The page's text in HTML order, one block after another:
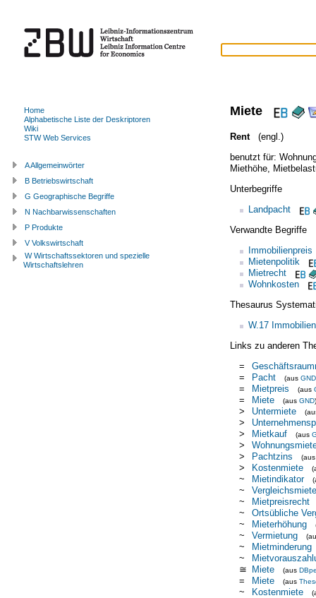
Miete
Rent
(engl.)
benutzt für:
Miethöhe,
Unterbegriffe
Landpacht
Verwandte Begriffe
Immobilienpreis
Mietenpolitik
Mietrecht
Wohnkosten
Thesaurus
W.17
Links zu anderen
=
=
Pacht (aus GND
= Mietpreis (aus
= Miete (aus GND)
> Untermiete
>
>
Mietkauf (aus
>
>
Pachtzins
> Kostenmiete
~ Mietindikator
~
Vergleichsmiete
~
Mietpreisrecht
~
Ortsübliche
~
Mieterhöhung
~ Vermietung
~
Mietminderung
~
≅ Miete (aus
= Miete (aus
~ Kostenmiete
Home
Alphabetische Liste der Deskriptoren
Wiki
STW Web Services
A Allgemeinwörter
B Betriebswirtschaft
G Geographische Begriffe
N Nachbarwissenschaften
P Produkte
V Volkswirtschaft
W Wirtschaftssektoren und spezielle
Wirtschaftslehren